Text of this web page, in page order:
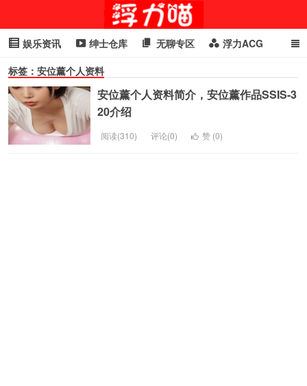
娱乐资讯 绅士仓库 无聊专区 浮力ACG
浮力GIF 明星头条
cosplay
标签：安位薰个人资料
安位薰个人资料简介，安位薰作品SSIS-3
20介绍
阅读(310) 评论(0) 赞 (0)